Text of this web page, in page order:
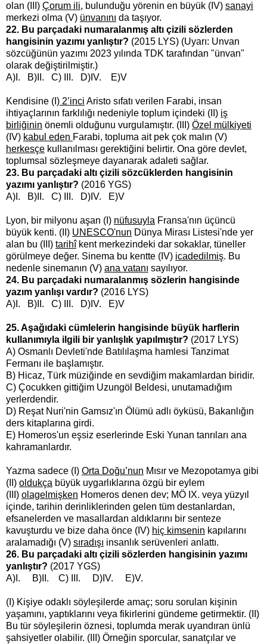
olan (III) Çorum ili, bulunduğu yörenin en büyük (IV) sanayi
merkezi olma (V) ünvanını da taşıyor.
22. Bu parçadaki numaralanmış altı çizili sözlerden
hangisinin yazımı yanlıştır? (2015 LYS) (Uyarı: Unvan
sözcüğünün yazımı 2023 yılında TDK tarafından "ünvan"
olarak değiştirilmiştir.)
A)I. B)II. C) III. D)IV. E)V
Kendisine (I) 2’inci Aristo sıfatı verilen Farabi, insan
ihtiyaçlarının farklılığı nedeniyle toplum içindeki (II) iş
birliğinin önemli olduğunu vurgulamıştır. (III) Özel mülkiyeti
(IV) kabul eden Farabi, topluma ait pek çok malın (V)
herkesçe kullanılması gerektiğini belirtir. Ona göre devlet,
toplumsal sözleşmeye dayanarak adaleti sağlar.
23. Bu parçadaki altı çizili sözcüklerden hangisinin
yazımı yanlıştır? (2016 YGS)
A)I. B)II. C) III. D)IV. E)V
Lyon, bir milyonu aşan (I) nüfusuyla Fransa'nın üçüncü
büyük kenti. (II) UNESCO'nun Dünya Mirası Listesi'nde yer
alan bu (III) tarihîkent merkezindeki dar sokaklar, tüneller
görülmeye değer. Sinema bu kentte (IV) icadedilmiş. Bu
nedenle sinemanın (V) ana vatanı sayılıyor.
24. Bu parçadaki numaralanmış sözlerin hangisinde
yazım yanlışı vardır? (2016 LYS)
A)I. B)II. C) III. D)IV. E)V
25. Aşağıdaki cümlelerin hangisinde büyük harflerin
kullanımıyla ilgili bir yanlışlık yapılmıştır? (2017 LYS)
A) Osmanlı Devleti'nde Batılılaşma hamlesi Tanzimat
Fermanı ile başlamıştır.
B) Hicaz, Türk müziğinde en sevdiğim makamlardan biridir.
C) Çocukken gittiğim Uzungöl Beldesi, unutamadığım
yerlerdendir.
D) Reşat Nuri'nin Gamsız'ın Ölümü adlı öyküsü, Bakanlığın
ders kitaplarına girdi.
E) Homeros'un eşsiz eserlerinde Eski Yunan tanrıları ana
kahramanlardır.
Yazma sadece (I) Orta Doğu’nun Mısır ve Mezopotamya gibi
(II) oldukça büyük uygarlıklarına özgü bir eylem
(III) olagelmişken Homeros denen dev; MÖ IX. veya yüzyıl
içinde, tarihin derinliklerinden gelen tüm destanlardan,
efsanelerden ve masallardan aldıklarını bir senteze
kavuşturdu ve bize daha önce (IV) hiç kimsenin kapılarını
aralamadığı (V) sıradışı insanlık serüvenleri anlattı.
26. Bu parçadaki altı çizili sözlerden hangisinin yazımı
yanlıştır? (2017 YGS)
A)I. B)II. C) III. D)IV. E)V.
(I) Kişiye odaklı söyleşilerde amaç; soru sorulan kişinin
yaşamını, yaptıklarını veya fikirlerini gündeme getirmektir. (II)
Bu tür söyleşilerin öznesi, toplumda merak uyandıran ünlü
şahsiyetler olabilir. (III) Örneğin sporcular, sanatçılar ve